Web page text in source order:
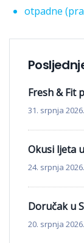
otpadne
Fresh & Fit
31. srpnja 2026.
Okusi ljeta
24. srpnja 2026.
Doručak u
20. srpnja 2026.